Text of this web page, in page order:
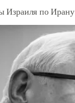
Израиля по